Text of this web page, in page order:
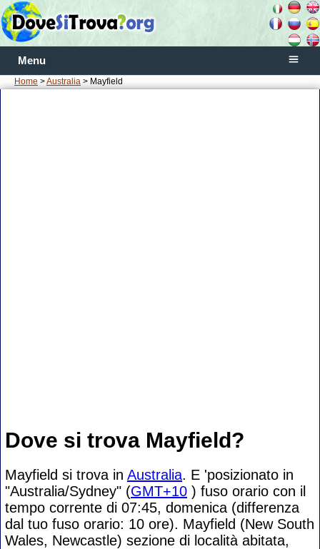
Menu
Home >Australia > Mayfield
Dove si trova Mayfield?
Mayfield si trova in Australia. E 'posizionato in
"Australia/Sydney" (GMT+10 ) fuso orario con il
tempo corrente di 07:45, domenica (differenza
dal tuo fuso orario: 10 ore). Mayfield (New South
Wales, Newcastle) sezione di località abitata,